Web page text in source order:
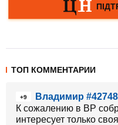
ТОП КОММЕНТАРИИ
+9
Владимир
К сожалению в ВР
интересует только